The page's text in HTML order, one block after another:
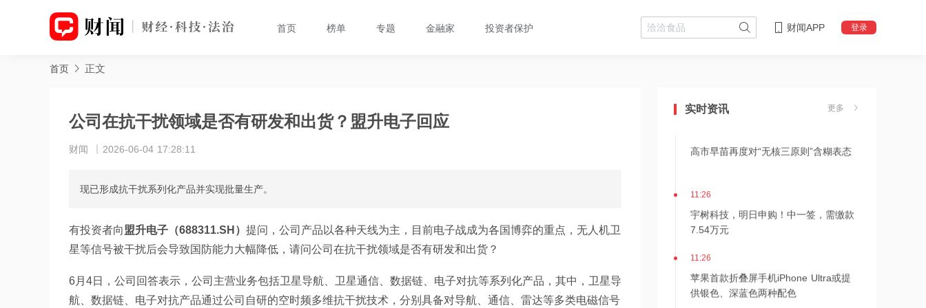
首页 榜单 专题 金融家 投资者保护 财闻APP 登录
首页 正文
公司在抗干扰领域是否有研发和出货？盟升电子回应
财闻 2026-06-04 17:28:11
现已形成抗干扰系列化产品并实现批量生产。
有投资者向盟升电子（688311.SH） 提问，公司产品以各种天线为主，目前电子战成为各国博弈的重点，无人机卫
星等信号被干扰后会导致国防能力大幅降低，请问公司在抗干扰领域是否有研发和出货？
6月4日，公司回答表示，公司主营业务包括卫星导航、卫星通信、数据链、电子对抗等系列化产品，其中，卫星导
航、数据链、电子对抗产品通过公司自研的空时频多维抗干扰技术，分别具备对导航、通信、雷达等多类电磁信号
实时资讯 更多
高市早苗再度对“无核三原则”含糊表态
11:26
宇树科技，明日申购！中一签，需缴款
7.54万元
11:26
苹果首款折叠屏手机iPhone Ultra或提
供银色、深蓝色两种配色